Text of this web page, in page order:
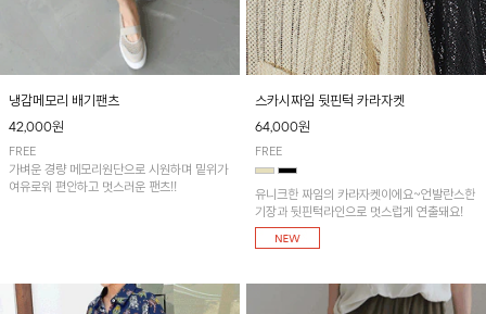
냉감메모리 배기팬츠
42,000원
FREE
가벼운 경량 메모리원단으로 시원하며 밑위가
여유로워 편안하고 멋스러운 팬츠!!
스카시짜임 뒷핀턱 카라자켓
64,000원
FREE
유니크한 짜임의 카라자켓이에요~언발란스한
기장과 뒷핀턱라인으로 멋스럽게 연출돼요!